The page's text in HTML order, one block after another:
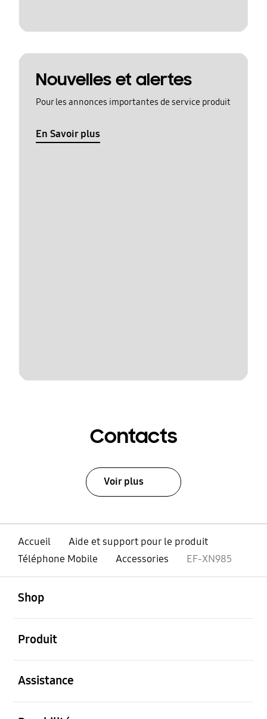
Nouvelles et alertes
Pour les annonces importantes de service produit
En Savoir plus
Contacts
Voir plus
Accueil
Aide et support pour le produit
Téléphone Mobile
Accessories EF-XN985
Shop
Produit
Assistance